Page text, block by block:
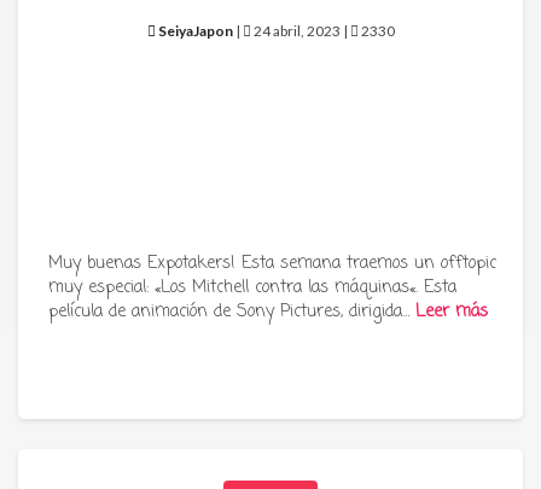
SeiyaJapon| 24 abril, 2023 | 2330
Muy buenas Expotakers! Esta semana traemos un offtopic
muy especial: «Los Mitchell contra las máquinas«. Esta
película de animación de Sony Pictures, dirigida… Leer más